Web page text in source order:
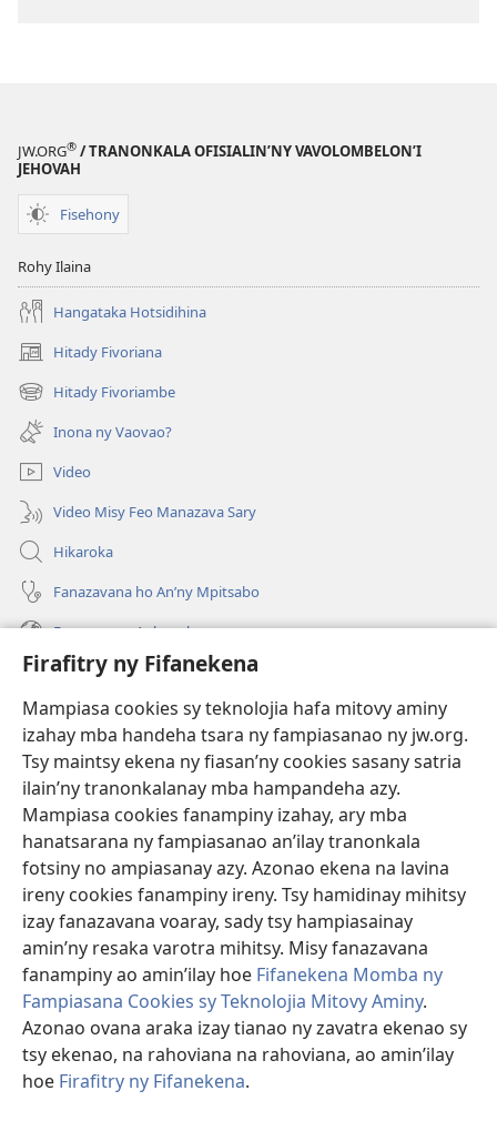
Firafitry ny Fifanekena
Mampiasa cookies sy teknolojia hafa mitovy aminy
izahay mba handeha tsara ny fampiasanao ny jw.org.
Tsy maintsy ekena ny fiasan’ny cookies sasany satria
ilain’ny tranonkalanay mba hampandeha azy.
Mampiasa cookies fanampiny izahay, ary mba
hanatsarana ny fampiasanao an’ilay tranonkala
fotsiny no ampiasanay azy. Azonao ekena na lavina
ireny cookies fanampiny ireny. Tsy hamidinay mihitsy
izay fanazavana voaray, sady tsy hampiasainay
amin’ny resaka varotra mihitsy. Misy fanazavana
fanampiny ao amin’ilay hoe Fifanekena Momba ny
Fampiasana Cookies sy Teknolojia Mitovy Aminy.
Azonao ovana araka izay tianao ny zavatra ekenao sy
tsy ekenao, na rahoviana na rahoviana, ao amin’ilay
hoe Firafitry ny Fifanekena.
JW.ORG® / TRANONKALA OFISIALIN’NY VAVOLOMBELON’I
JEHOVAH
Fisehony
Rohy Ilaina
Hangataka Hotsidihina
Hitady Fivoriana
(manokatra
rohy) Hitady Fivoriambe
(manokatra
rohy) Inona ny Vaovao?
Video
Video Misy Feo Manazava Sary
Hikaroka
Fanazavana ho An’ny Mpitsabo
Fanazavana Ankapobeny
Fanampiana
Fanomezana
(manokatra
rohy)
FITEHIRIZAM-BOKIN’NY Vavolombelon’i Jehovah
(manokatra
rohy)
JW Hub
(manokatra
rohy)
JW Library
Watchtower Library ®
Copyright© 2026 Watch Tower Bible and Tract Society of Pennsylvania.
FIFANEKENA| FIFANEKENA MOMBA NY TSIAMBARATELO